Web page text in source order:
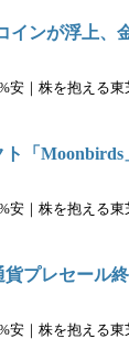
インが浮上、
安｜株を抱える
「
安｜株を抱える
貨プレセール
安｜株を抱える